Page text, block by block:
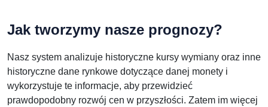
Jak tworzymy nasze prognozy?
Nasz system analizuje historyczne kursy wymiany oraz inne
historyczne dane rynkowe dotyczące danej monety i
wykorzystuje te informacje, aby przewidzieć
prawdopodobny rozwój cen w przyszłości. Zatem im więcej